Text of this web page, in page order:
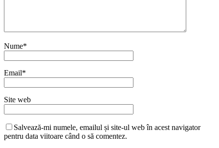
Nume*
Email*
Site web
Salvează-mi numele, emailul și site-ul web în acest navigator
pentru data viitoare când o să comentez.